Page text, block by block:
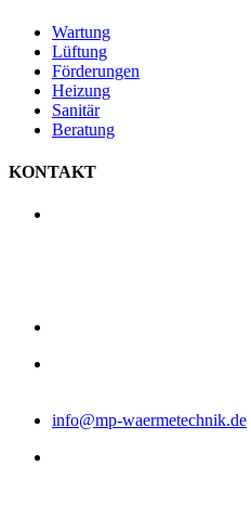
Wartung
Lüftung
Förderungen
Heizung
Sanitär
Beratung
KONTAKT
info@mp-waermetechnik.de